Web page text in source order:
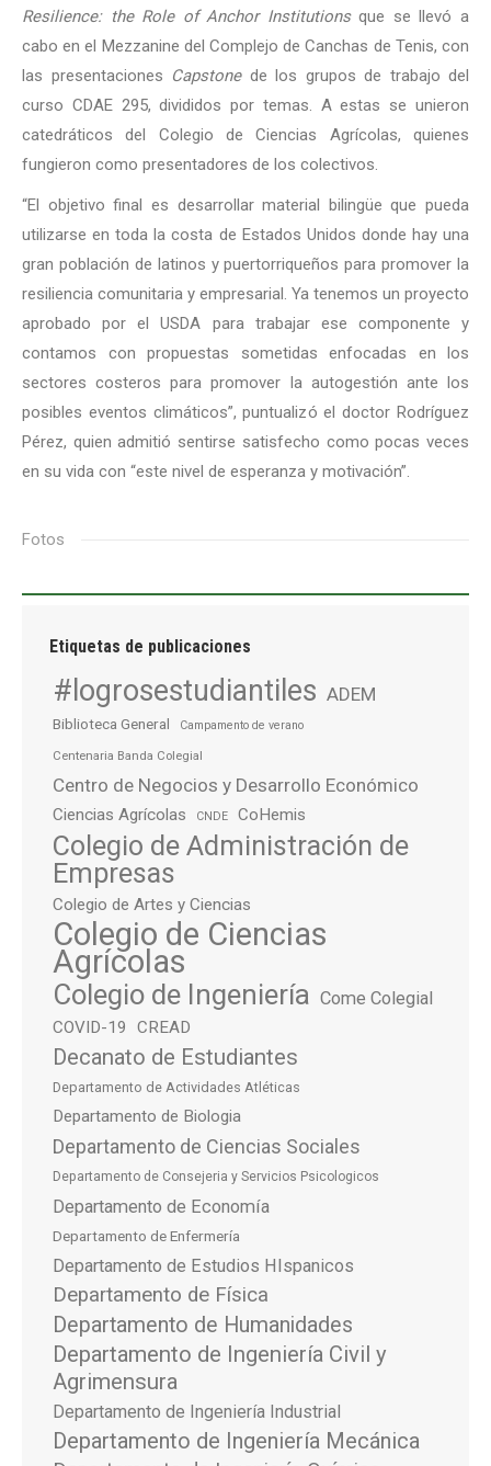
Resilience: the Role of Anchor Institutionsque se llevó a
cabo en el Mezzanine del Complejo de Canchas de Tenis, con
las presentaciones Capstonede los grupos de trabajo del
curso CDAE 295, divididos por temas. A estas se unieron
catedráticos del Colegio de Ciencias Agrícolas, quienes
fungieron como presentadores de los colectivos.
“El objetivo final es desarrollar material bilingüe que pueda
utilizarse en toda la costa de Estados Unidos donde hay una
gran población de latinos y puertorriqueños para promover la
resiliencia comunitaria y empresarial. Ya tenemos un proyecto
aprobado por el USDA para trabajar ese componente y
contamos con propuestas sometidas enfocadas en los
sectores costeros para promover la autogestión ante los
posibles eventos climáticos”, puntualizó el doctor Rodríguez
Pérez, quien admitió sentirse satisfecho como pocas veces
en su vida con “este nivel de esperanza y motivación”.
Fotos
Etiquetas de publicaciones
#logrosestudiantiles ADEM
Biblioteca General Campamento de verano
Centenaria Banda Colegial
Centro de Negocios y Desarrollo Económico
Ciencias Agrícolas CNDE CoHemis
Colegio de Administración de
Empresas
Colegio de Artes y Ciencias
Colegio de Ciencias
Agrícolas
Colegio de Ingeniería Come Colegial
COVID-19 CREAD
Decanato de Estudiantes
Departamento de Actividades Atléticas
Departamento de Biologia
Departamento de Ciencias Sociales
Departamento de Consejeria y Servicios Psicologicos
Departamento de Economía
Departamento de Enfermería
Departamento de Estudios HIspanicos
Departamento de Física
Departamento de Humanidades
Departamento de Ingeniería Civil y
Agrimensura
Departamento de Ingeniería Industrial
Departamento de Ingeniería Mecánica